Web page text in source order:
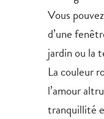
Vous
d’une
jardin ou la
La couleur
l’amour
tranquillité